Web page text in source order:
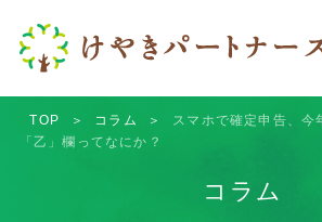
TOP ＞ コラム ＞
スマホで確定申告、
「乙」欄ってなにか？
コラム